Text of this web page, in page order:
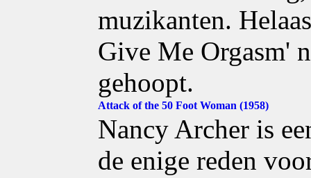
muzikanten.
Give Me Orgasm'
gehoopt.
Attack of the 50 Foot Woman (1958)
Nancy Archer is
de enige reden